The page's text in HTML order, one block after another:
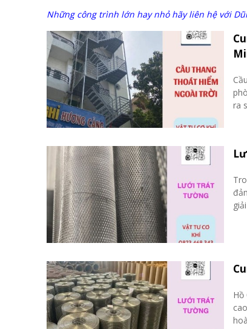
Những công trình lớn hay nhỏ hãy liên hệ với
ra
Hồ